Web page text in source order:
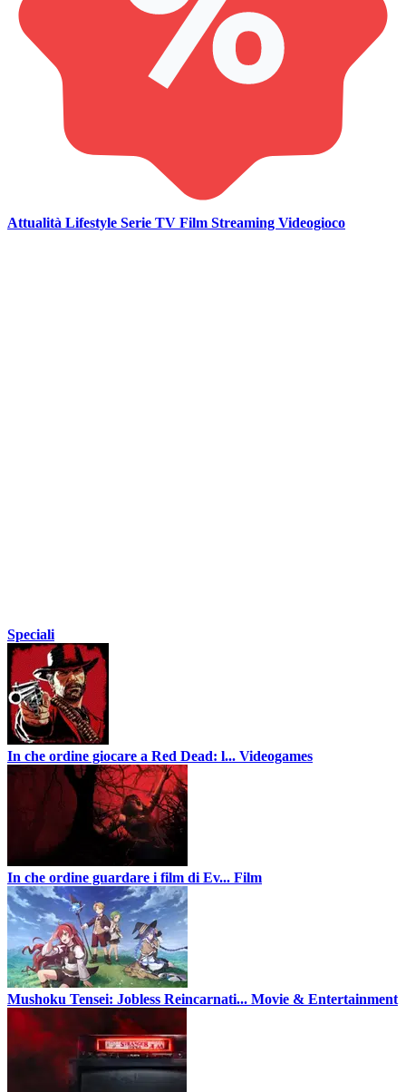
Attualità Lifestyle Serie TV Film Streaming Videogioco
Speciali
In che ordine giocare a Red Dead: l... Videogames
In che ordine guardare i film di Ev... Film
Mushoku Tensei: Jobless Reincarnati... Movie & Entertainment